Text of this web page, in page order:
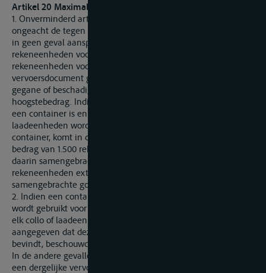
Artikel 20 Maximale aansprakelijkheidsgrenzen
1. Onverminderd artikel 21 en het vierde lid van dit artikel en
ongeacht de tegen hem ingestelde vordering, is de vervoerder
in geen geval aansprakelijk voor bedragen hoger dan 666.67
rekeneenheden voor elk collo of elke andere laadeenheid of 2
rekeneenheden voor elke kilogram van het in het
vervoersdocument genoemde gewicht van de verloren
gegane of beschadigde goederen, naargelang het
hoogstebedrag. Indien het collo of de andere laadeenheid
een container is en in het vervoersdocument geen colli of
laadeenheden worden aangegeven als zijnde verpakt in een
container, komt in de plaats van 666.67 rekeneenheden een
bedrag van 1.500 rekeneenheden voor de container zonder de
daarin samengebrachte goederen, plus 25.000
rekeneenheden extra voor de in de container
samengebrachte goederen.
2. Indien een container, pallet of soortgelijke vervoerseenheid
wordt gebruikt voor het samenbrengen van goederen, wordt
elk collo of laadeenheid waarvan in het vervoersdocument is
aangegeven dat deze zich in of op dievervoerseenheid
bevindt, beschouwd als een collo of een andere laadeenheid.
In de andere gevallen worden de goederen die zich in of op
een dergelijke vervoerseenheid bevinden beschouwd als een